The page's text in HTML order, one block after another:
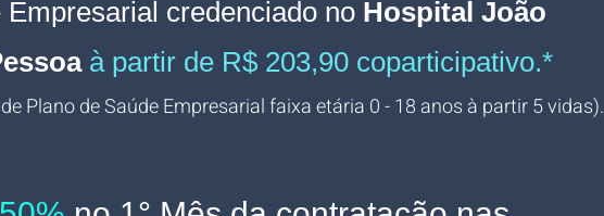
Empresarial credenciado no Hospital João
à partir de R$ 203,90 coparticipativo.*
Plano de Saúde Empresarial faixa etária 0 - 18 anos à partir 5 vidas).